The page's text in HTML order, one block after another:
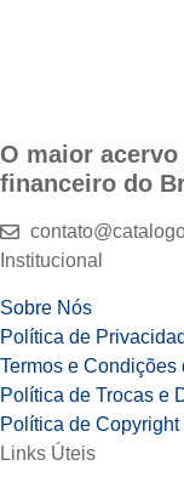
O maior
financeiro do
Institucional
Sobre Nós
Política de
Termos e Condições
Política de Trocas e
Política de
Links Úteis